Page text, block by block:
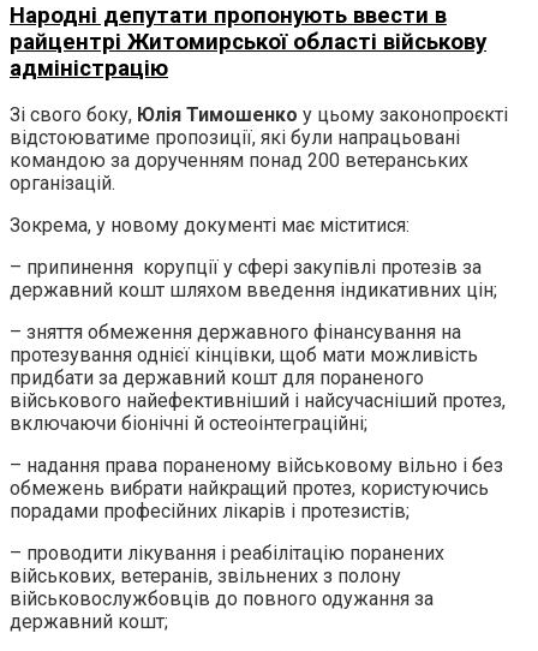
Народні депутати пропонують ввести в
райцентрі Житомирської області військову
адміністрацію
Зі свого боку, Юлія Тимошенко у цьому законопроєкті
відстоюватиме пропозиції, які були напрацьовані
командою за дорученням понад 200 ветеранських
організацій.
Зокрема, у новому документі має міститися:
– припинення корупції у сфері закупівлі протезів за
державний кошт шляхом введення індикативних цін;
– зняття обмеження державного фінансування на
протезування однієї кінцівки, щоб мати можливість
придбати за державний кошт для пораненого
військового найефективніший і найсучасніший протез,
включаючи біонічні й остеоінтеграційні;
– надання права пораненому військовому вільно і без
обмежень вибрати найкращий протез, користуючись
порадами професійних лікарів і протезистів;
– проводити лікування і реабілітацію поранених
військових, ветеранів, звільнених з полону
військовослужбовців до повного одужання за
державний кошт;